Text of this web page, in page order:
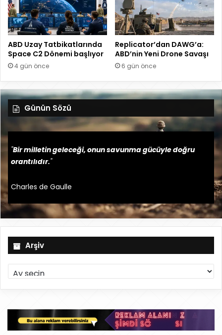
ABD Uzay Tatbikatlarında
Space C2 Dönemi başlıyor
4 gün önce
Replicator’dan DAWG’a:
ABD’nin Yeni Drone Savaşı
6 gün önce
Günün Sözü
"Bir milletin geleceği, onun savunma gücüyle doğru
orantılıdır."
Charles de Gaulle
Arşiv
r
ş
v